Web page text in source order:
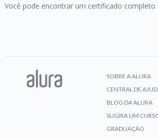
Você pode encontrar um certificado completo
SOBRE A ALURA
CENTRAL DE
BLOG DA ALURA
SUGIRA UM
GRADUAÇÃO